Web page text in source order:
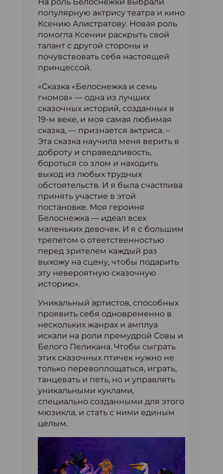
популярную актрису театра и кино
Ксению Алистратову. Новая роль
помогла Ксении раскрыть свой
талант с другой стороны и
почувствовать себя настоящей
принцессой.
«Сказка «Белоснежка и семь
гномов» — одна из лучших
сказочных историй, созданных в
19-м веке, и моя самая любимая
сказка, — признается актриса. –
Эта сказка научила меня верить в
доброту и справедливость,
бороться со злом и находить
выход из любых трудных
обстоятельств. И я была счастлива
принять участие в этой
постановке. Моя героиня
Белоснежка — идеал всех
маленьких девочек. И я с большим
трепетом о ответственностью
перед зрителем каждый раз
выхожу на сцену, чтобы подарить
эту невероятную сказочную
историю».
Уникальный артистов, способных
проявить себя одновременно в
нескольких жанрах и амплуа
искали на роли премудрой Совы и
Белого Пеликана. Чтобы сыграть
этих сказочных птичек нужно не
только перевоплощаться, играть,
танцевать и петь, но и управлять
уникальными куклами,
специально созданными для этого
мюзикла, и стать с ними единым
целым.